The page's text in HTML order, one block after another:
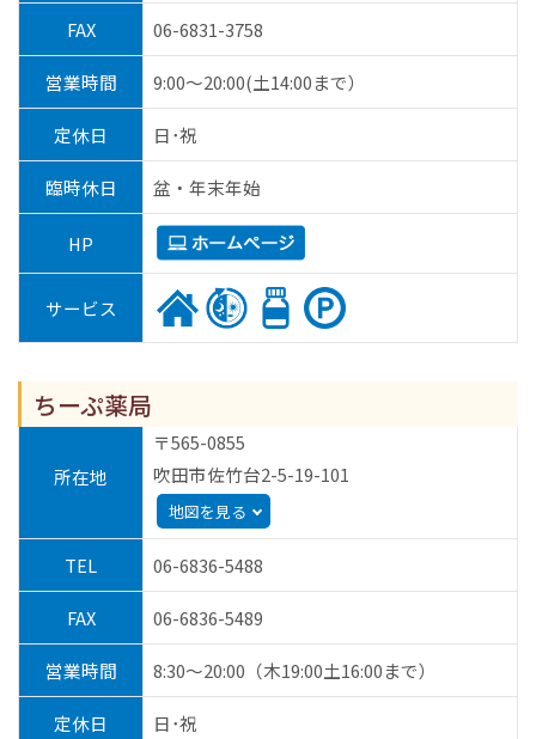
FAX 06-6831-3758
営業時間 9:00～20:00(土14:00まで）
定休日 日･祝
臨時休日 盆・年末年始
HP
サービス
ちーぷ薬局
所在地
〒565-0855
吹田市佐竹台2-5-19-101
地図を見る
TEL 06-6836-5488
FAX 06-6836-5489
営業時間 8:30～20:00（木19:00土16:00まで）
定休日 日･祝